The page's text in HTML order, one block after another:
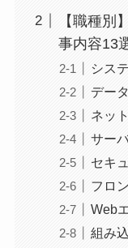
【職種別
事内容13
シス
デー
ネッ
サー
セキ
フロ
Web
組み